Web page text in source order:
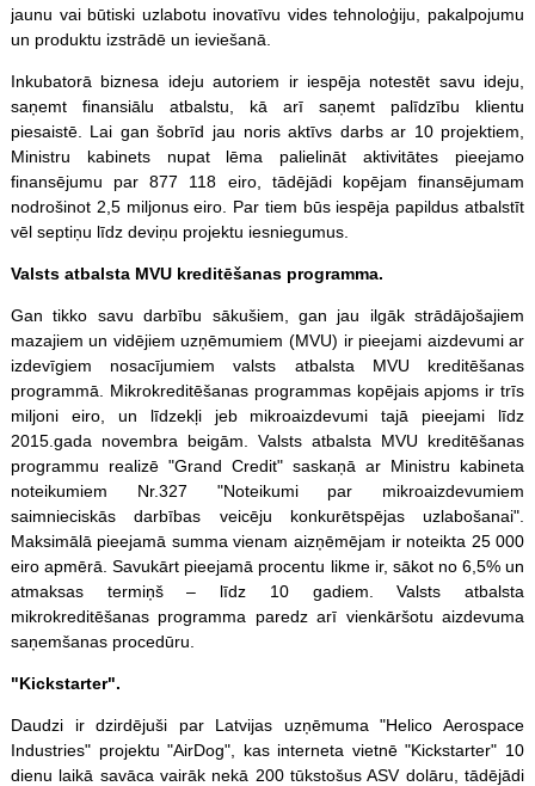
jaunu vai būtiski uzlabotu inovatīvu vides tehnoloģiju, pakalpojumu
un produktu izstrādē un ieviešanā.
Inkubatorā biznesa ideju autoriem ir iespēja notestēt savu ideju,
saņemt finansiālu atbalstu, kā arī saņemt palīdzību klientu
piesaistē. Lai gan šobrīd jau noris aktīvs darbs ar 10 projektiem,
Ministru kabinets nupat lēma palielināt aktivitātes pieejamo
finansējumu par 877 118 eiro, tādējādi kopējam finansējumam
nodrošinot 2,5 miljonus eiro. Par tiem būs iespēja papildus atbalstīt
vēl septiņu līdz deviņu projektu iesniegumus.
Valsts atbalsta MVU kreditēšanas programma.
Gan tikko savu darbību sākušiem, gan jau ilgāk strādājošajiem
mazajiem un vidējiem uzņēmumiem (MVU) ir pieejami aizdevumi ar
izdevīgiem nosacījumiem valsts atbalsta MVU kreditēšanas
programmā. Mikrokreditēšanas programmas kopējais apjoms ir trīs
miljoni eiro, un līdzekļi jeb mikroaizdevumi tajā pieejami līdz
2015.gada novembra beigām. Valsts atbalsta MVU kreditēšanas
programmu realizē "Grand Credit" saskaņā ar Ministru kabineta
noteikumiem Nr.327 "Noteikumi par mikroaizdevumiem
saimnieciskās darbības veicēju konkurētspējas uzlabošanai".
Maksimālā pieejamā summa vienam aizņēmējam ir noteikta 25 000
eiro apmērā. Savukārt pieejamā procentu likme ir, sākot no 6,5% un
atmaksas termiņš – līdz 10 gadiem. Valsts atbalsta
mikrokreditēšanas programma paredz arī vienkāršotu aizdevuma
saņemšanas procedūru.
"Kickstarter".
Daudzi ir dzirdējuši par Latvijas uzņēmuma "Helico Aerospace
Industries" projektu "AirDog", kas interneta vietnē "Kickstarter" 10
dienu laikā savāca vairāk nekā 200 tūkstošus ASV dolāru, tādējādi